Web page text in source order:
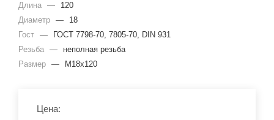
Длина —
120
Диаметр —
18
Гост —
ГОСТ 7798-70, 7805-70, DIN 931
Резьба —
неполная резьба
Размер — М18x120
Цена: